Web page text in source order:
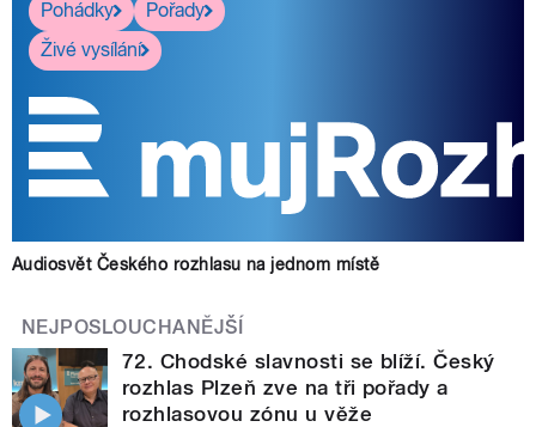
Pohádky
Pořady
Živé vysílání
Audiosvět Českého rozhlasu na jednom místě
NEJPOSLOUCHANĚJŠÍ
72. Chodské slavnosti se blíží. Český
rozhlas Plzeň zve na tři pořady a
rozhlasovou zónu u věže